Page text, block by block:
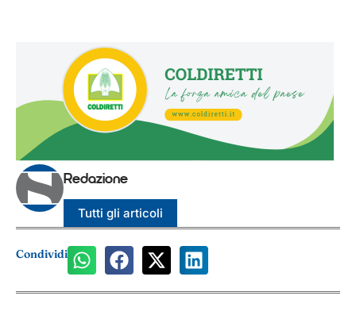
Redazione
Tutti gli articoli
Condividi